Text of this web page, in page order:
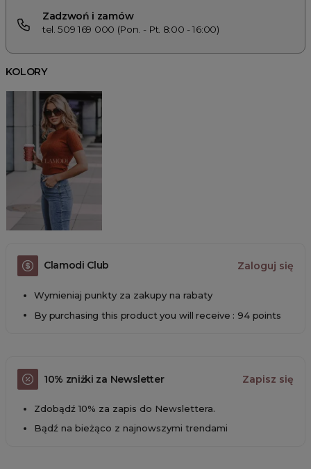
Zadzwoń i zamów
tel. 509 169 000 (Pon. - Pt. 8:00 - 16:00)
KOLORY
Clamodi Club Zaloguj się
Wymieniaj punkty za zakupy na rabaty
By purchasing this product you will receive : 94 points
10% zniżki za Newsletter Zapisz się
Zdobądź 10% za zapis do Newslettera.
Bądź na bieżąco z najnowszymi trendami